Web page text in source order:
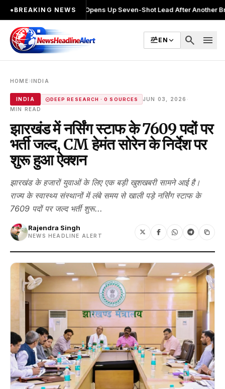
●BREAKING NEWS
Khalin Joshi Opens Up Seven-Shot Lead After Another Brilliant
EN search menu
HOME›INDIA
INDIA DEEP RESEARCH · 0 SOURCES JUN 03, 2026
MIN READ
झारखंड में नर्सिंग स्टाफ के 7609 पदों पर
भर्ती जल्द, CM हेमंत सोरेन के निर्देश पर
शुरू हुआ ऐक्शन
झारखंड के हजारों युवाओं के लिए एक बड़ी खुशखबरी सामने आई है।
राज्य के स्वास्थ्य संस्थानों में लंबे समय से खाली पड़े नर्सिंग स्टाफ के
7609 पदों पर जल्द भर्ती शुरू...
Rajendra Singh
NEWS HEADLINE ALERT